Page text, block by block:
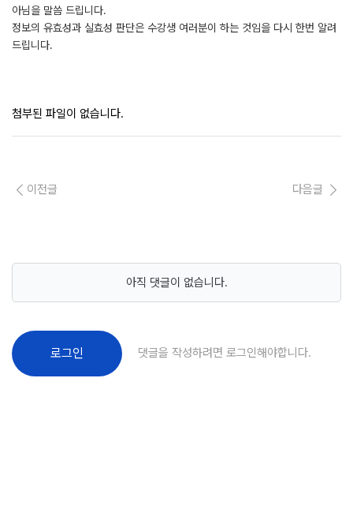
아님을 말씀 드립니다.
정보의 유효성과 실효성 판단은 수강생 여러분이 하는 것임을 다시 한번 알려
드립니다.
첨부된 파일이 없습니다.
이전글 다음글
아직 댓글이 없습니다.
로그인 댓글을 작성하려면 로그인해야합니다.